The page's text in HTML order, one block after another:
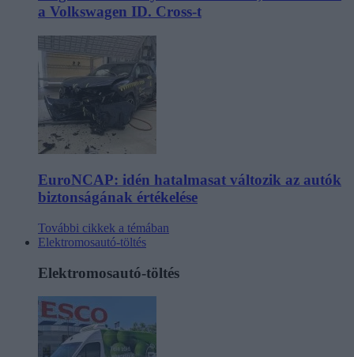
a Volkswagen ID. Cross-t
EuroNCAP: idén hatalmasat változik az autók
biztonságának értékelése
További cikkek a témában
Elektromosautó-töltés
Elektromosautó-töltés